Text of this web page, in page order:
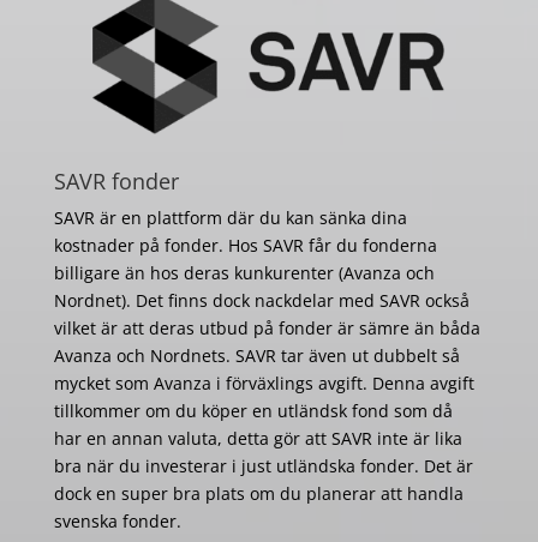
SAVR fonder
SAVR är en plattform där du kan sänka dina
kostnader på fonder. Hos SAVR får du fonderna
billigare än hos deras kunkurenter (Avanza och
Nordnet). Det finns dock nackdelar med SAVR också
vilket är att deras utbud på fonder är sämre än båda
Avanza och Nordnets. SAVR tar även ut dubbelt så
mycket som Avanza i förväxlings avgift. Denna avgift
tillkommer om du köper en utländsk fond som då
har en annan valuta, detta gör att SAVR inte är lika
bra när du investerar i just utländska fonder. Det är
dock en super bra plats om du planerar att handla
svenska fonder.